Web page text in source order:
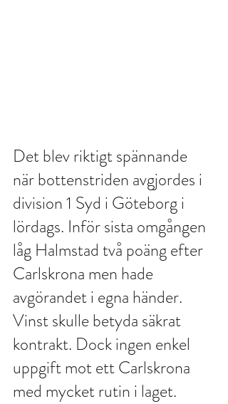
Det blev riktigt spännande
när bottenstriden avgjordes i
division 1 Syd i Göteborg i
lördags. Inför sista omgången
låg Halmstad två poäng efter
Carlskrona men hade
avgörandet i egna händer.
Vinst skulle betyda säkrat
kontrakt. Dock ingen enkel
uppgift mot ett Carlskrona
med mycket rutin i laget.